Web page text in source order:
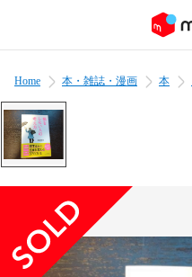
Home 本・雑誌・漫画 本